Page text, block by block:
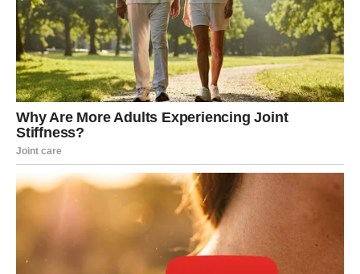
vodi ka oslobađanju. Nećete to videti odmah, jer Ribe
leče srce polako. Ali postoje znaci:
više ne plaču svaki dan, nego povremeno
više ne čekaju poruku stalno, nego ponekad
više ne mole sudbinu da vrati staro, nego počinju da
zamišljaju novo
U narednim danima Ribama dolazi trenutak istine. To
može biti: